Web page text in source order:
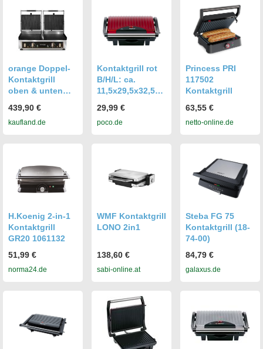
orange Doppel-
Kontaktgrill
oben & unten
439,90 €
kaufland.de
Kontaktgrill rot
B/H/L: ca.
11,5x29,5x32,5
29,99 €
poco.de
Princess PRI
117502
Kontaktgrill
63,55 €
netto-online.de
H.Koenig 2-in-1
Kontaktgrill
GR20 1061132
51,99 €
norma24.de
WMF Kontaktgrill
LONO 2in1
138,60 €
sabi-online.at
Steba FG 75
Kontaktgrill (18-
74-00)
84,79 €
galaxus.de